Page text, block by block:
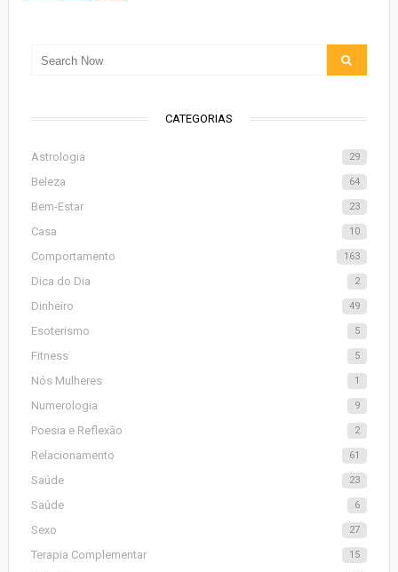
CATEGORIAS
Astrologia 29
Beleza 64
Bem-Estar 23
Casa 10
Comportamento 163
Dica do Dia 2
Dinheiro 49
Esoterismo 5
Fitness 5
Nós Mulheres 1
Numerologia 9
Poesia e Reflexão 2
Relacionamento 61
Saúde 23
Saúde 6
Sexo 27
Terapia Complementar 15